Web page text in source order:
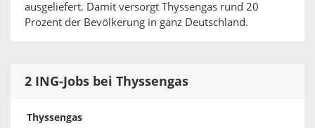
ausgeliefert. Damit versorgt Thyssengas rund 20
Prozent der Bevölkerung in ganz Deutschland.
2 ING-Jobs bei Thyssengas
Thyssengas